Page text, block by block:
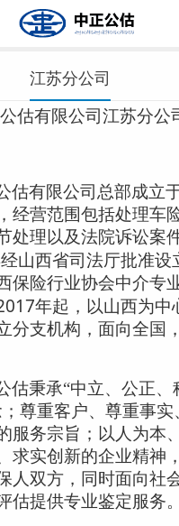
江苏分公司
估有限公司江苏分公
估有限公司总部成立
经营范围包括处理车
处理以及法院诉讼案
山西省司法厅批准设
保险行业协会中介专
年起，以山西为中
分支机构，面向全国
估秉承“中立、公正、
尊重客户、尊重事实
服务宗旨；以人为本
求实创新的企业精神
人双方，同时面向社
估提供专业鉴定服务。